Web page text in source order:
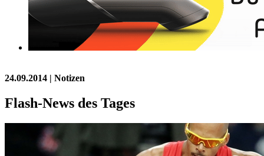
24.09.2014 | Notizen
Flash-News des Tages